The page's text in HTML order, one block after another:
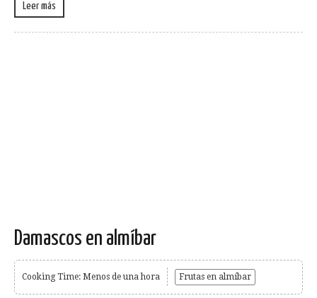
Leer más
Damascos en almíbar
Cooking Time: Menos de una hora Frutas en almíbar